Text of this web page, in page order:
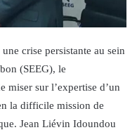
une crise persistante au sein
(SEEG), le
miser sur l’expertise d’un
la difficile mission de
Jean Liévin Idoundou